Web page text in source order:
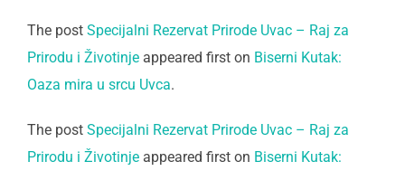
The post Specijalni Rezervat Prirode Uvac – Raj za
Prirodu i Životinje appeared first on Biserni Kutak:
Oaza mira u srcu Uvca.
The post Specijalni Rezervat Prirode Uvac – Raj za
Prirodu i Životinje appeared first on Biserni Kutak: